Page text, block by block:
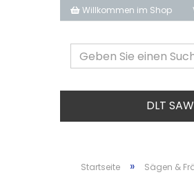
Willkommen im Shop
DLT SAW
Startseite » Sägen &